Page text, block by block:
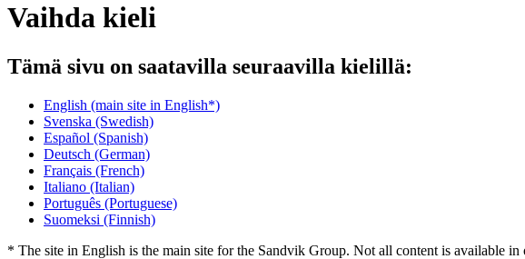
Vaihda kieli
Tämä sivu on saatavilla seuraavilla kielillä:
English (main site in English*)
Svenska (Swedish)
Español (Spanish)
Deutsch (German)
Français (French)
Italiano (Italian)
Português (Portuguese)
Suomeksi (Finnish)
* The site in English is the main site for the Sandvik Group. Not all content is available in